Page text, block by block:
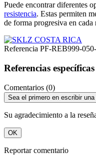
Puede encontrar diferentes
resistencia. Estas permiten
de forma progresiva en cada
Referencia PF-REB999-
Referencias específicas
Comentarios (0)
Sea el primero en escribir una
Su agradecimiento a la
OK
Reportar comentario